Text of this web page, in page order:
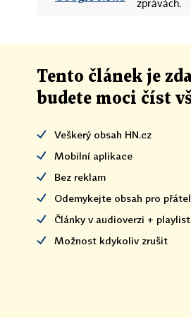
zprávách.
Tento článek je
budete moci číst
Veškerý obsah HN.cz
Mobilní aplikace
Bez reklam
Odemykejte obsah pro
Články v audioverzi + playlist
Možnost kdykoliv zrušit